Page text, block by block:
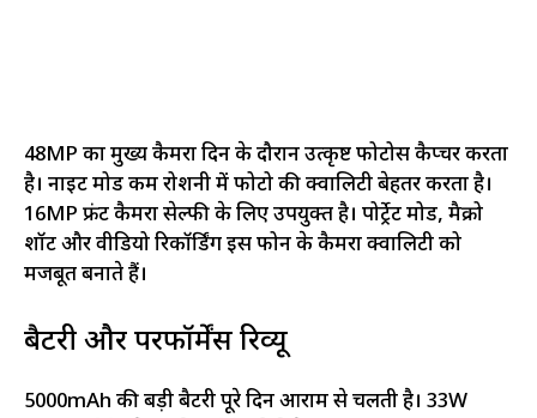
48MP का मुख्य कैमरा दिन के दौरान उत्कृष्ट फोटोस कैप्चर करता
है। नाइट मोड कम रोशनी में फोटो की क्वालिटी बेहतर करता है।
16MP फ्रंट कैमरा सेल्फी के लिए उपयुक्त है। पोर्ट्रेट मोड, मैक्रो
शॉट और वीडियो रिकॉर्डिंग इस फोन के कैमरा क्वालिटी को
मजबूत बनाते हैं।
बैटरी और परफॉर्मेंस रिव्यू
5000mAh की बड़ी बैटरी पूरे दिन आराम से चलती है। 33W